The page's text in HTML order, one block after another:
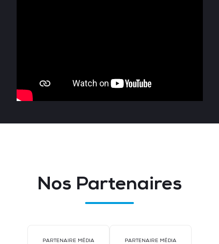
Nos Partenaires
PARTENAIRE MÉDIA PARTENAIRE MÉDIA